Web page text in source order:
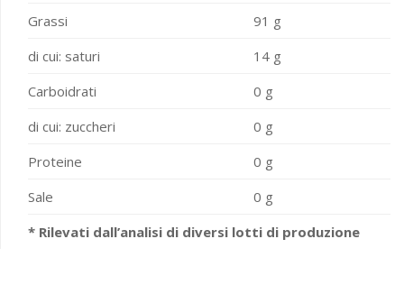
Grassi
91 g
di cui: saturi
14 g
Carboidrati
0 g
di cui: zuccheri
0 g
Proteine
0 g
Sale
0 g
* Rilevati dall’analisi di diversi lotti di produzione